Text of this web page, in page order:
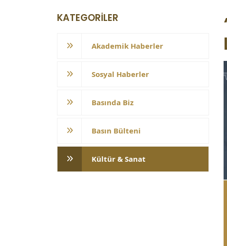
KATEGORİLER
Akademik Haberler
Sosyal Haberler
Basında Biz
Basın Bülteni
Kültür & Sanat